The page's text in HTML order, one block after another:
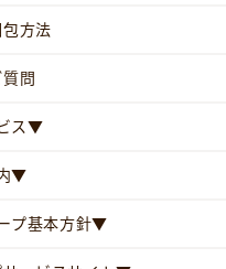
方法
問
ス▼
▼
プ基本方針▼